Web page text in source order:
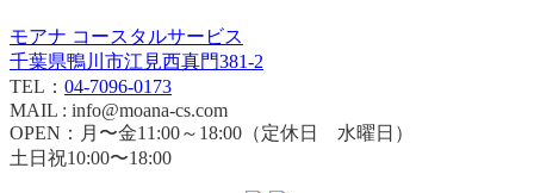
モアナ コースタルサービス
千葉県鴨川市江見西真門381-2
TEL： 04-7096-0173
MAIL : info@moana-cs.com
OPEN：月〜金11:00～18:00（定休日 水曜日）
土日祝10:00〜18:00